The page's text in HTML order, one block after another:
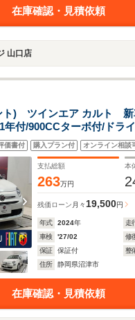
在庫確認・見積依頼
山口店
ト) ツインエア カルト 新
年付/900CCターボ付/ドラ
ーナー
価書付 購入プラン付 オンライン相談
支払総額
263万円
本
残価ローン 月々 19,500円
年式 2024年 走
車検
'27/02 修
保証
保証付 整
住所
静岡県沼津市
在庫確認・見積依頼